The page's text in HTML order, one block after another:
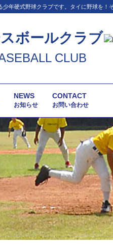
年硬式野球クラブです。タイに野球を！
ボールクラブ
CLUB
NEWS
お知らせ
CONTACT
お問い合わせ